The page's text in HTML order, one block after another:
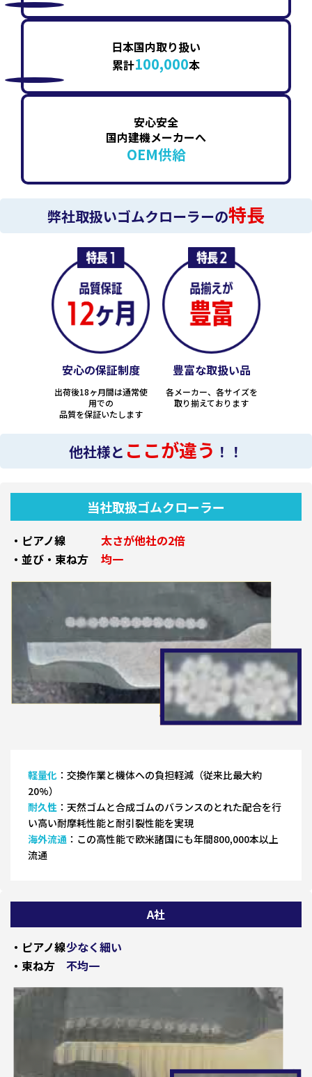
日本国内取り扱い
累計100,000本
安心安全
国内建機メーカーへ
OEM供給
弊社取扱いゴムクローラーの特長
安心の保証制度
出荷後18ヶ月間は通常使
用での
品質を保証いたします
豊富な取扱い品
各メーカー、各サイズを
取り揃えております
他社様と ここが違う ！！
当社取扱ゴムクローラー
・ピアノ線
太さが他社の2倍
・並び・束ね方
均一
軽量化 ：交換作業と機体への負担軽減（従来比最大約
20%）
耐久性 ：天然ゴムと合成ゴムのバランスのとれた配合を行
い高い耐摩耗性能と耐引裂性能を実現
海外流通 ：この高性能で欧米諸国にも年間800,000本以上
流通
A社
・ピアノ線少なく細い
・束ね方
不均一